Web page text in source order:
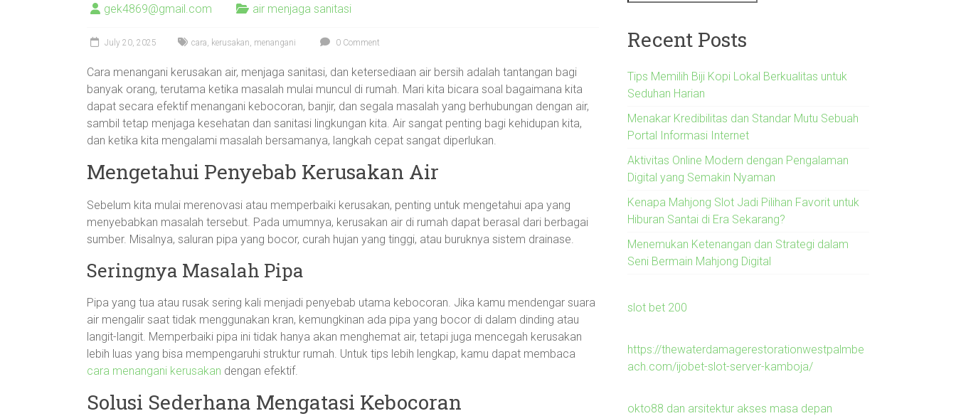
gek4869@gmail.com air menjaga sanitasi
July 20, 2025 cara, kerusakan, menangani 0 Comment
Cara menangani kerusakan air, menjaga sanitasi, dan ketersediaan air bersih adalah tantangan bagi
banyak orang, terutama ketika masalah mulai muncul di rumah. Mari kita bicara soal bagaimana kita
dapat secara efektif menangani kebocoran, banjir, dan segala masalah yang berhubungan dengan air,
sambil tetap menjaga kesehatan dan sanitasi lingkungan kita. Air sangat penting bagi kehidupan kita,
dan ketika kita mengalami masalah bersamanya, langkah cepat sangat diperlukan.
Mengetahui Penyebab Kerusakan Air
Sebelum kita mulai merenovasi atau memperbaiki kerusakan, penting untuk mengetahui apa yang
menyebabkan masalah tersebut. Pada umumnya, kerusakan air di rumah dapat berasal dari berbagai
sumber. Misalnya, saluran pipa yang bocor, curah hujan yang tinggi, atau buruknya sistem drainase.
Seringnya Masalah Pipa
Pipa yang tua atau rusak sering kali menjadi penyebab utama kebocoran. Jika kamu mendengar suara
air mengalir saat tidak menggunakan kran, kemungkinan ada pipa yang bocor di dalam dinding atau
langit-langit. Memperbaiki pipa ini tidak hanya akan menghemat air, tetapi juga mencegah kerusakan
lebih luas yang bisa mempengaruhi struktur rumah. Untuk tips lebih lengkap, kamu dapat membaca
cara menangani kerusakan dengan efektif.
Solusi Sederhana Mengatasi Kebocoran
Recent Posts
Tips Memilih Biji Kopi Lokal Berkualitas untuk
Seduhan Harian
Menakar Kredibilitas dan Standar Mutu Sebuah
Portal Informasi Internet
Aktivitas Online Modern dengan Pengalaman
Digital yang Semakin Nyaman
Kenapa Mahjong Slot Jadi Pilihan Favorit untuk
Hiburan Santai di Era Sekarang?
Menemukan Ketenangan dan Strategi dalam
Seni Bermain Mahjong Digital
slot bet 200
https://thewaterdamagerestorationwestpalmbe
ach.com/ijobet-slot-server-kamboja/
okto88 dan arsitektur akses masa depan